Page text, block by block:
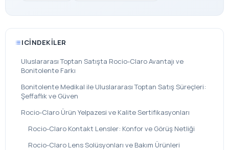
ICINDEKILER
Uluslararası Toptan Satışta Rocio-Claro Avantajı ve
Bonitolente Farkı
Bonitolente Medikal ile Uluslararası Toptan Satış Süreçleri:
Şeffaflık ve Güven
Rocio-Claro Ürün Yelpazesi ve Kalite Sertifikasyonları
Rocio-Claro Kontakt Lensler: Konfor ve Görüş Netliği
Rocio-Claro Lens Solüsyonları ve Bakım Ürünleri